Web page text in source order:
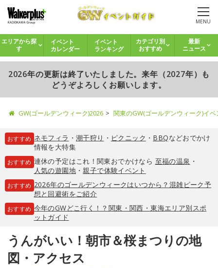
MENU
エリアから探
す
イベント
カレンダー
イベント
ランキング
カテゴリ別
おすすめ
最新
ニュース
2026年の更新は終了いたしました。来年（2027年）も
どうぞよろしくお願いします。
GW(ゴールデンウィーク)2026 関東のGW(ゴールデンウィーク)イ
おすすめ ネモフィラ ・ 潮干狩り ・ ピクニック ・ BBQなどおでかけ
情報を大特集
おすすめ 連休の予定はこれ！関東おでかけなら 至福の温泉 ・
人気の遊園地・親子で体験イベント
おすすめ 2026年のゴールデンウィークはいつから？混雑ピーク予
想と回避術をご紹介
おすすめ 今年のGWどこ行く！？関東・関西・東海エリア別スポ
ットガイド
うんがいい！朝市＆桜まつりの地
図・アクセス